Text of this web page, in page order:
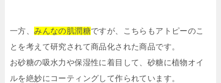
一方、みんなの肌潤糖ですが、こちらもアトピーのこ
とを考えて研究されて商品化された商品です。
お砂糖の吸水力や保湿性に着目して、砂糖に植物オイ
ルを絶妙にコーティングして作られています。